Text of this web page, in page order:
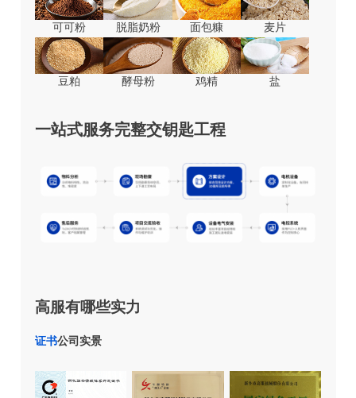
可可粉 脱脂奶粉 面包糠 麦片
豆粕 酵母粉 鸡精 盐
一站式服务完整交钥匙工程
高服有哪些实力
证书公司实景